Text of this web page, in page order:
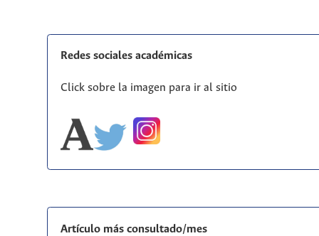
Redes sociales académicas
Click sobre la imagen para ir al sitio
Artículo más consultado/mes